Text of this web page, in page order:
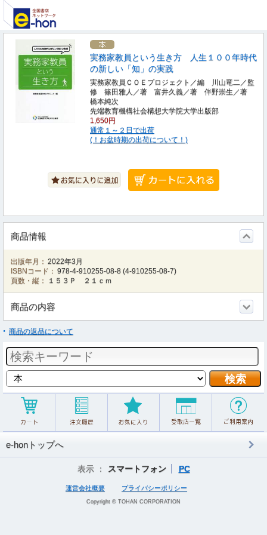
実務家教員という生き方 人生１００年時代
の新しい「知」の実践
実務家教員ＣＯＥプロジェクト／編 川山竜二／監
修 篠田雅人／著 富井久義／著 伴野崇生／著
橋本純次
先端教育機構社会構想大学院大学出版部
1,650円
通常１～２日で出荷
(！お盆時期の出荷について！)
商品情報
出版年月： 2022年3月
ISBNコード： 978-4-910255-08-8 (4-910255-08-7)
頁数・縦：
１５３Ｐ ２１ｃｍ
商品の内容
商品の返品について
e-honトップへ
表示 ： スマートフォン PC
運営会社概要 プライバシーポリシー
Copyright © TOHAN CORPORATION